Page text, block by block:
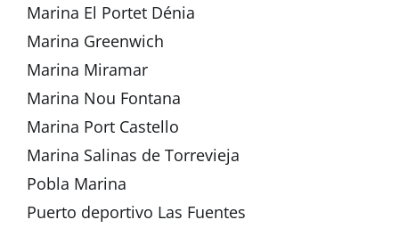
Marina El Portet Dénia
Marina Greenwich
Marina Miramar
Marina Nou Fontana
Marina Port Castello
Marina Salinas de Torrevieja
Pobla Marina
Puerto deportivo Las Fuentes